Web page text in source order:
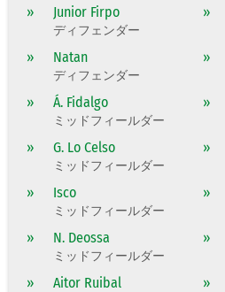
» Junior Firpo
ディフェンダー
»
» Natan
ディフェンダー
»
» Á. Fidalgo
ミッドフィールダー
»
» G. Lo Celso
ミッドフィールダー
»
» Isco
ミッドフィールダー
»
» N. Deossa
ミッドフィールダー
»
» Aitor Ruibal »